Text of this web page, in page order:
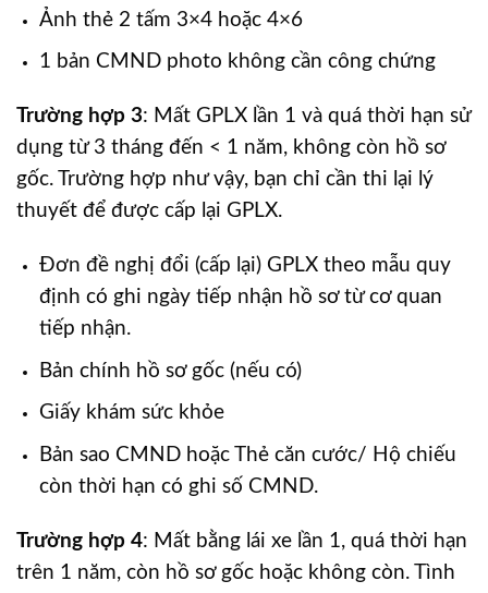
Ảnh thẻ 2 tấm 3×4 hoặc 4×6
1 bản CMND photo không cần công chứng
Trường hợp 3: Mất GPLX lần 1 và quá thời hạn sử
dụng từ 3 tháng đến < 1 năm, không còn hồ sơ
gốc. Trường hợp như vậy, bạn chỉ cần thi lại lý
thuyết để được cấp lại GPLX.
Đơn đề nghị đổi (cấp lại) GPLX theo mẫu quy
định có ghi ngày tiếp nhận hồ sơ từ cơ quan
tiếp nhận.
Bản chính hồ sơ gốc (nếu có)
Giấy khám sức khỏe
Bản sao CMND hoặc Thẻ căn cước/ Hộ chiếu
còn thời hạn có ghi số CMND.
Trường hợp 4: Mất bằng lái xe lần 1, quá thời hạn
trên 1 năm, còn hồ sơ gốc hoặc không còn. Tình